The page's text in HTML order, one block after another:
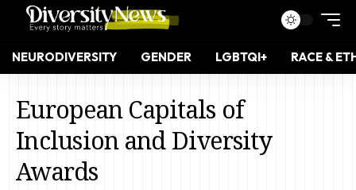
NEURODIVERSITY GENDER LGBTQI+ RACE &
European Capitals of
Inclusion and Diversity
Awards